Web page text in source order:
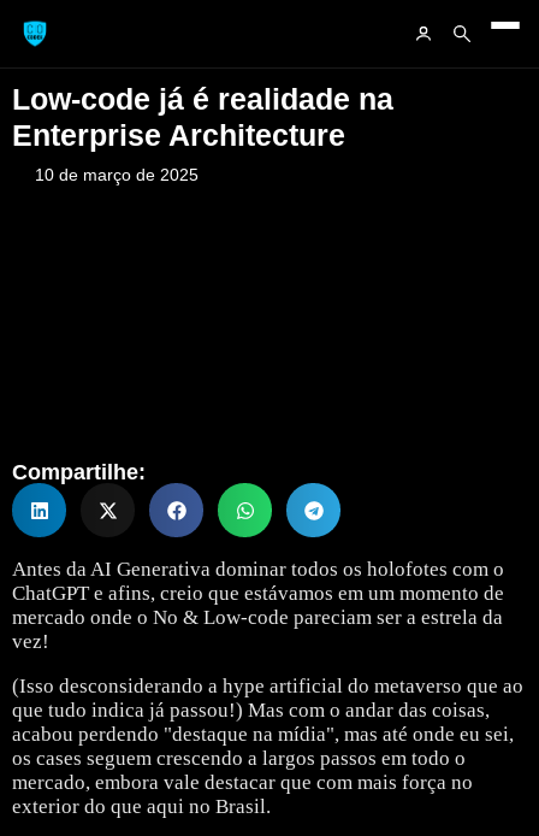
Low-code já é realidade na
Enterprise Architecture
10 de março de 2025
Compartilhe:
Antes da AI Generativa dominar todos os holofotes com o
ChatGPT e afins, creio que estávamos em um momento de
mercado onde o No & Low-code pareciam ser a estrela da
vez!
(Isso desconsiderando a hype artificial do metaverso que ao
que tudo indica já passou!) Mas com o andar das coisas,
acabou perdendo "destaque na mídia", mas até onde eu sei,
os cases seguem crescendo a largos passos em todo o
mercado, embora vale destacar que com mais força no
exterior do que aqui no Brasil.